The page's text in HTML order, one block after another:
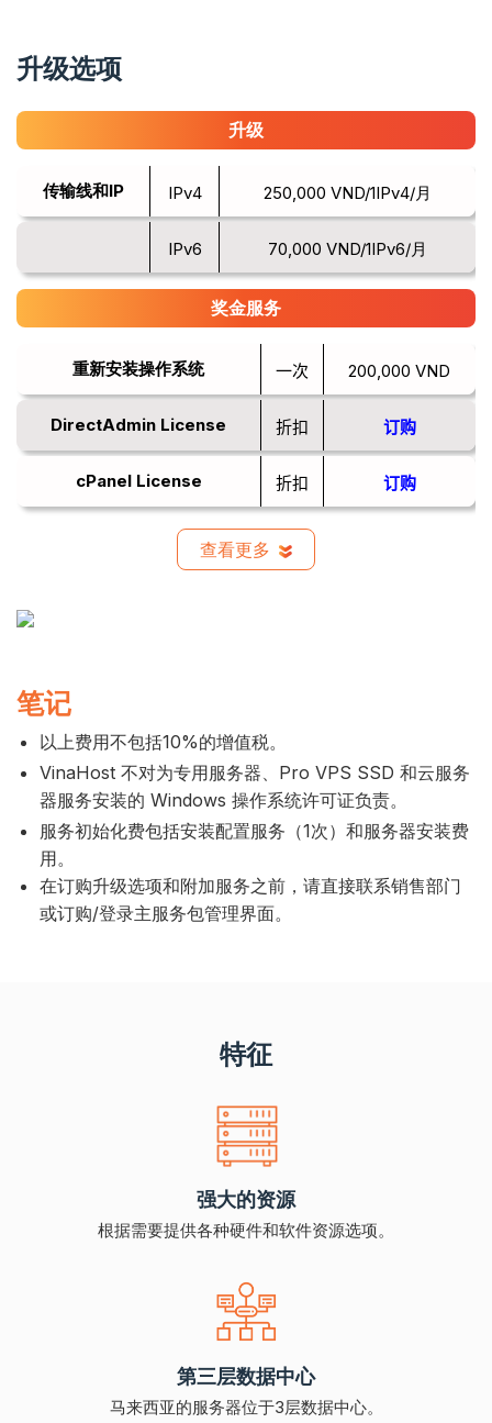
升级选项
升级
传输线和IP IPv4 250,000 VND/1IPv4/月
IPv6 70,000 VND/1IPv6/月
奖金服务
重新安装操作系统 一次 200,000 VND
DirectAdmin License 折扣 订购
cPanel License 折扣 订购
查看更多
笔记
以上费用不包括10%的增值税。
VinaHost 不对为专用服务器、Pro VPS SSD 和云服务
器服务安装的 Windows 操作系统许可证负责。
服务初始化费包括安装配置服务（1次）和服务器安装费
用。
在订购升级选项和附加服务之前，请直接联系销售部门
或订购/登录主服务包管理界面。
特征
强大的资源
根据需要提供各种硬件和软件资源选项。
第三层数据中心
马来西亚的服务器位于3层数据中心。